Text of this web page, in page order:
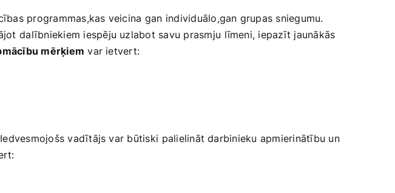
programmas,kas veicina⁤ gan individuālo,gan grupas ‍sniegumu.
⁤dalībniekiem iespēju uzlabot ‍savu prasmju ⁣līmeni, iepazīt ​jaunākās
mērķiem var ietvert:
vadītājs var būtiski⁤ palielināt darbinieku​ apmierinātību⁣ un